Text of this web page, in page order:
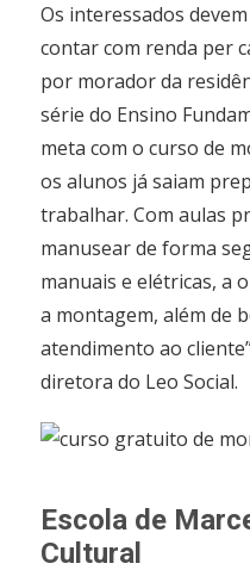
Os interessados
contar com renda per
por morador da
série do Ensino
meta com o curso de
os alunos já saiam
trabalhar. Com aulas
manusear de forma
manuais e elétricas, a
a montagem, além de
atendimento ao
diretora do Leo Social.
Escola de
Cultural